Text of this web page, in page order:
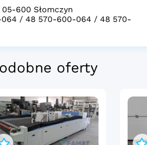
600 Słomczyn
/ 48 570-600-064 / 48 570-
oferty